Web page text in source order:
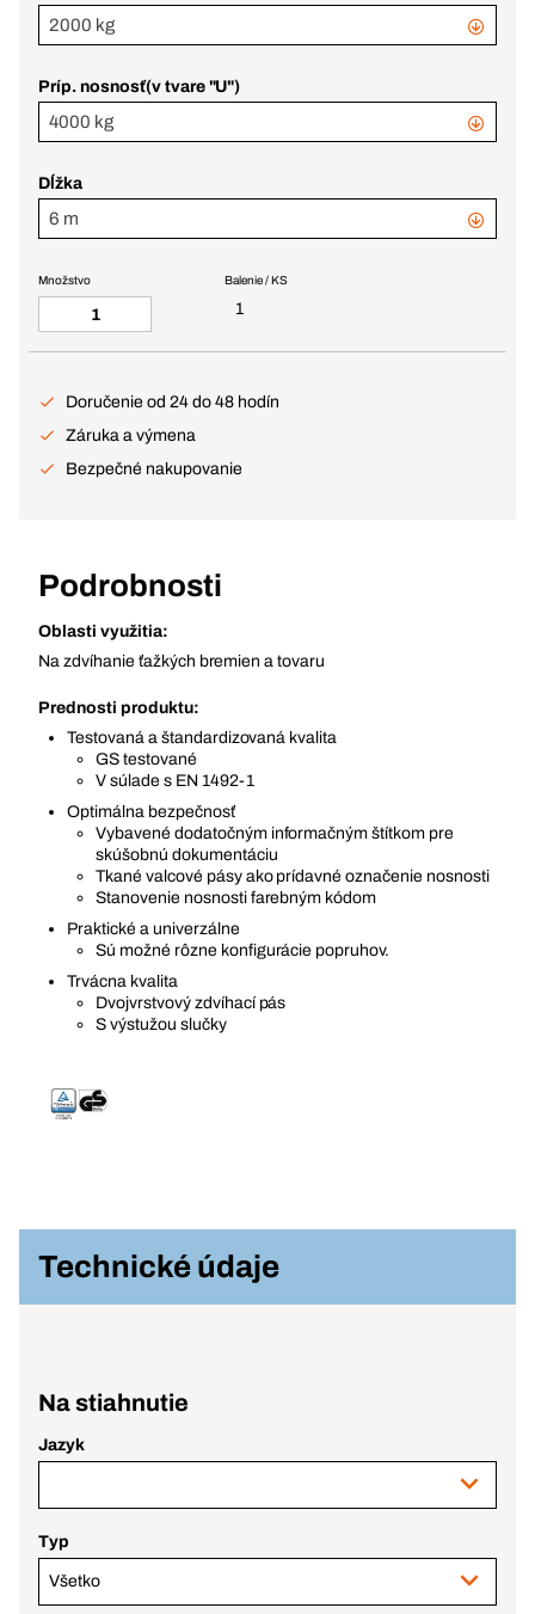
2000 kg
Príp. nosnosť(v tvare "U")
4000 kg
Dĺžka
6 m
Balenie / KS
1
Množstvo
Doručenie od 24 do 48 hodín
Záruka a výmena
Bezpečné nakupovanie
Podrobnosti
Oblasti využitia:
Na zdvíhanie ťažkých bremien a tovaru
Prednosti produktu:
Testovaná a štandardizovaná kvalita
GS testované
V súlade s EN 1492-1
Optimálna bezpečnosť
Vybavené dodatočným informačným štítkom pre
skúšobnú dokumentáciu
Tkané valcové pásy ako prídavné označenie nosnosti
Stanovenie nosnosti farebným kódom
Praktické a univerzálne
Sú možné rôzne konfigurácie popruhov.
Trvácna kvalita
Dvojvrstvový zdvíhací pás
S výstužou slučky
Technické údaje
Na stiahnutie
Jazyk
Typ
Všetko